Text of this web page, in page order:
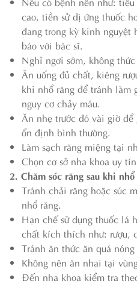
cao, tiền sử dị ứng thuốc
đang trong kỳ kinh nguyệt
báo với bác sĩ.
Nghỉ ngơi sớm, không
Ăn uống đủ chất, kiêng
khi nhổ răng để tránh làm
nguy cơ chảy máu.
Ăn nhẹ trước đó vài giờ để
ổn định bình thường.
Làm sạch răng miệng tại
Chọn cơ sở nha khoa uy
2. Chăm sóc răng sau khi
Tránh chải răng hoặc súc
nhổ răng.
Hạn chế sử dụng thuốc lá
chất kích thích như: rượu,
Tránh ăn thức ăn quá
Không nên ăn nhai tại
Đến nha khoa kiểm tra